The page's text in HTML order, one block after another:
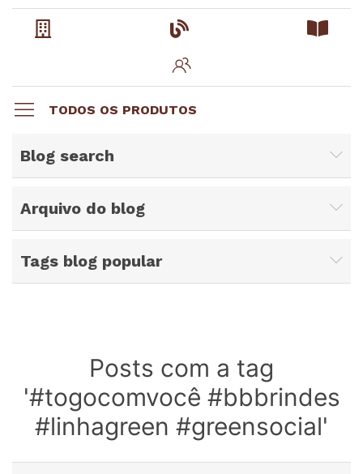
TODOS OS PRODUTOS
Blog search
Arquivo do blog
Tags blog popular
Posts com a tag
'#togocomvocê #bbbrindes
#linhagreen #greensocial'